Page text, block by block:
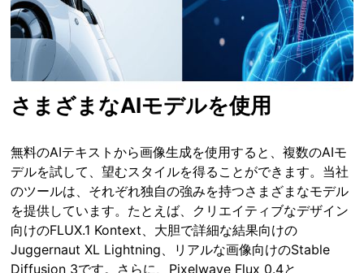
さまざまなAIモデルを使用
無料のAIテキストから画像生成を使用すると、複数のAIモ
デルを試して、望むスタイルを得ることができます。当社
のツールは、それぞれ独自の強みを持つさまざまなモデル
を提供しています。たとえば、クリエイティブなデザイン
向けのFLUX.1 Kontext、大胆で詳細な結果向けの
Juggernaut XL Lightning、リアルな画像向けのStable
Diffusion 3です。さらに、Pixelwave Flux 0.4と